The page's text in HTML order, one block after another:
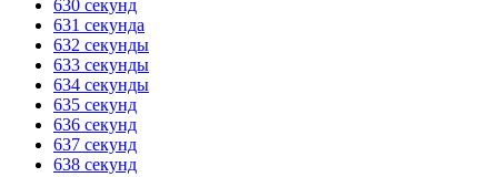
630 секунд
631 секунда
632 секунды
633 секунды
634 секунды
635 секунд
636 секунд
637 секунд
638 секунд